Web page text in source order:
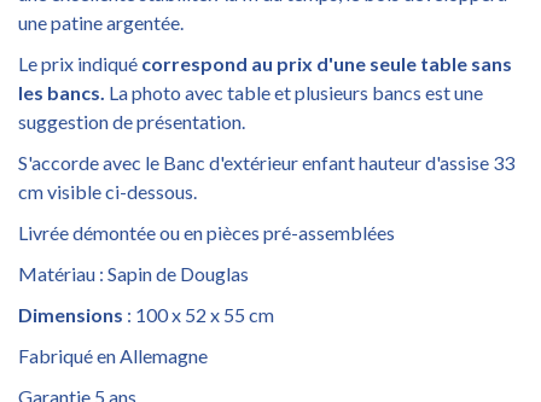
une patine argentée.
Le prix indiqué correspond au prix d'une seule table sans
les bancs. La photo avec table et plusieurs bancs est une
suggestion de présentation.
S'accorde avec le Banc d'extérieur enfant hauteur d'assise 33
cm visible ci-dessous.
Livrée démontée ou en pièces pré-assemblées
Matériau : Sapin de Douglas
Dimensions : 100 x 52 x 55 cm
Fabriqué en Allemagne
Garantie 5 ans